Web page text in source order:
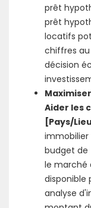
prêt
prêt
locatifs
chiffres au
décision
Aider les
[Pays/
immobilier
budget de
le marché
disponible
analyse